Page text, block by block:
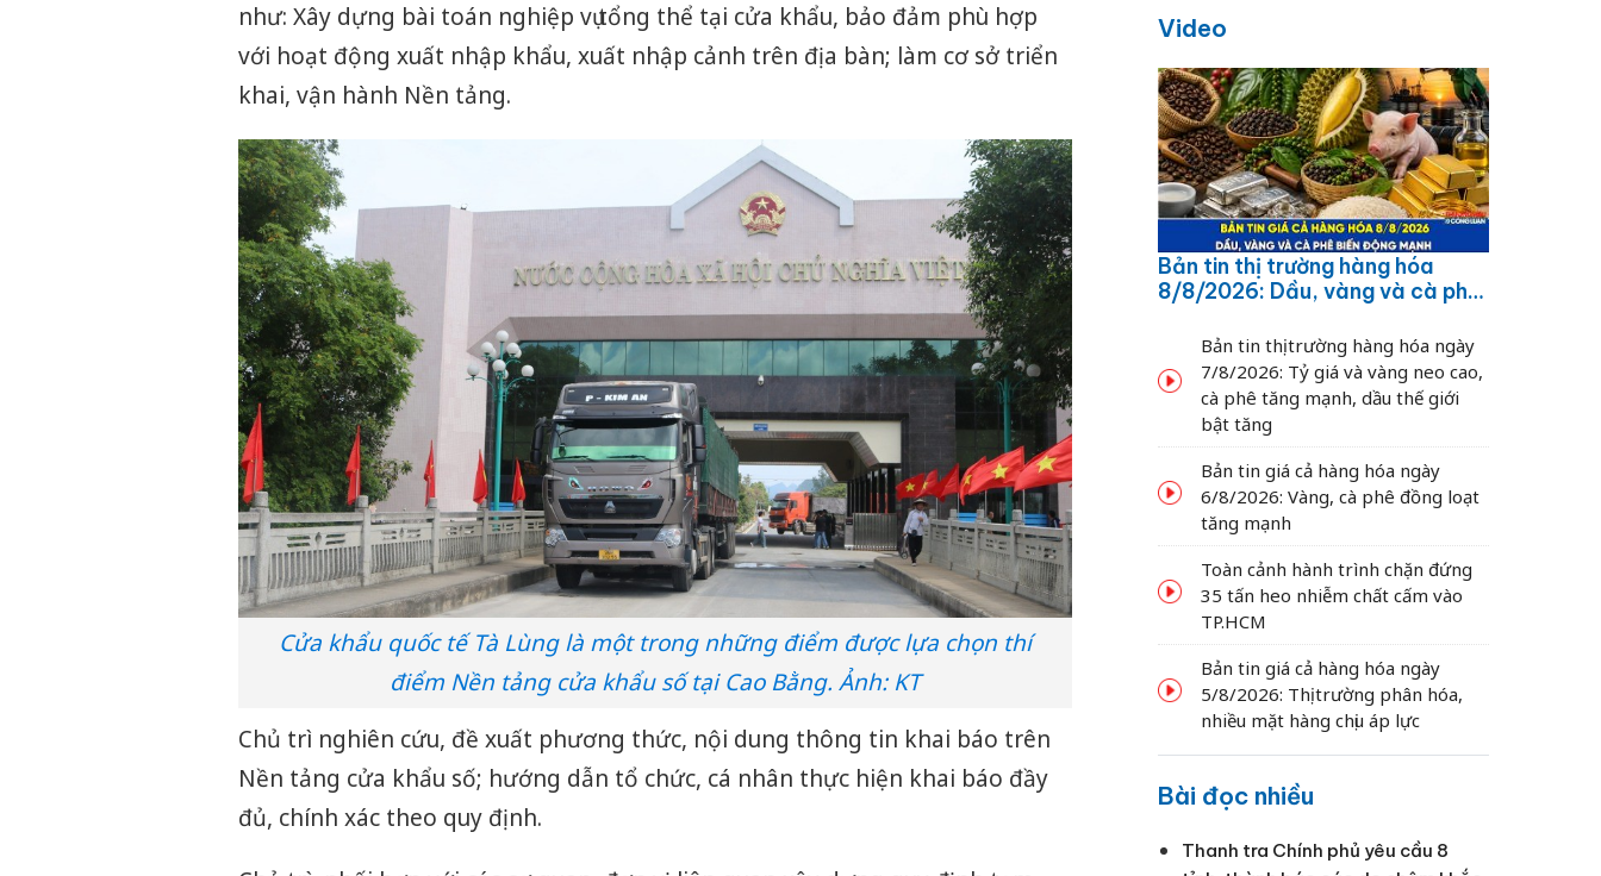
như: Xây dựng bài toán nghiệp vụ tổng thể tại cửa khẩu, bảo đảm phù hợp
với hoạt động xuất nhập khẩu, xuất nhập cảnh trên địa bàn; làm cơ sở triển
khai, vận hành Nền tảng.
Cửa khẩu quốc tế Tà Lùng là một trong những điểm được lựa chọn thí
điểm Nền tảng cửa khẩu số tại Cao Bằng. Ảnh: KT
Chủ trì nghiên cứu, đề xuất phương thức, nội dung thông tin khai báo trên
Nền tảng cửa khẩu số; hướng dẫn tổ chức, cá nhân thực hiện khai báo đầy
đủ, chính xác theo quy định.
Video
Bản tin thị trường hàng hóa
8/8/2026: Dầu, vàng và cà phê
Bản tin thị trường hàng hóa ngày
7/8/2026: Tỷ giá và vàng neo cao,
cà phê tăng mạnh, dầu thế giới
bật tăng
Bản tin giá cả hàng hóa ngày
6/8/2026: Vàng, cà phê đồng loạt
tăng mạnh
Toàn cảnh hành trình chặn đứng
35 tấn heo nhiễm chất cấm vào
TP.HCM
Bản tin giá cả hàng hóa ngày
5/8/2026: Thị trường phân hóa,
nhiều mặt hàng chịu áp lực
Bài đọc nhiều
Thanh tra Chính phủ yêu cầu 8